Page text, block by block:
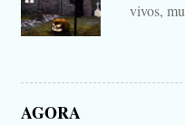
vivos,
lo han
AGORA